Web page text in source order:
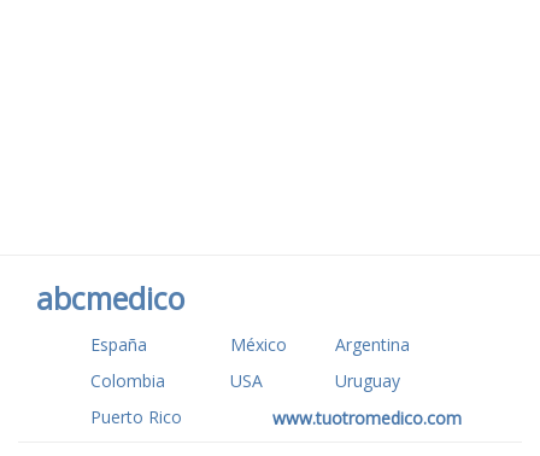
abcmedico
España México
Argentina
Colombia
USA
Uruguay
Puerto Rico
www.tuotromedico.com